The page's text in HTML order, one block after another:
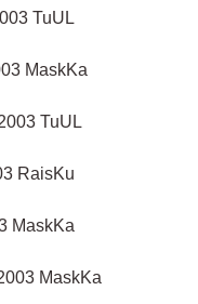
TuUL
MaskKa
TuUL
RaisKu
MaskKa